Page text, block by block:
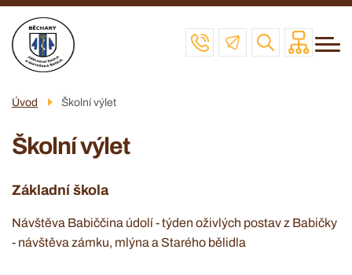
Přejít
hlavnímu
obsahu
Menu
navigace
MŠ
VČELAŘSKÝ KROUŽEK
Úvod Školní výlet
Školní výlet
Základní škola
Návštěva Babiččina údolí - týden oživlých postav z Babičky
- návštěva zámku, mlýna a Starého bělidla